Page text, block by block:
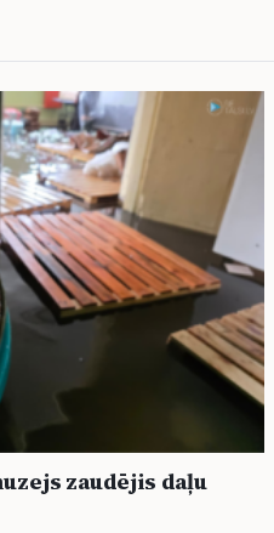
zaudējis daļu